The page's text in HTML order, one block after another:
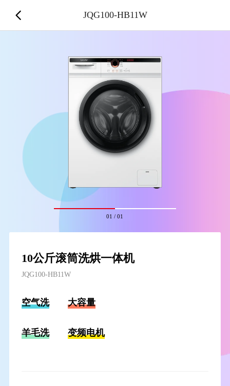
01 /01
10公斤滚筒洗烘一体机
JQG100-HB11W
空气洗 大容量
羊毛洗 变频电机
JQG100-HB11W